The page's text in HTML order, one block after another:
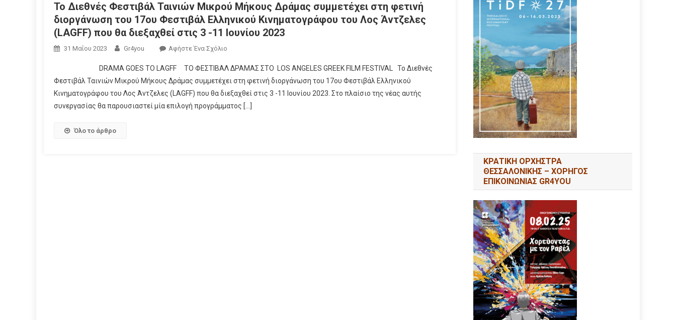
Το Διεθνές Φεστιβάλ Ταινιών Μικρού Μήκους Δράμας συμμετέχει στη φετινή
διοργάνωση του 17ου Φεστιβάλ Ελληνικού Κινηματογράφου του Λος Άντζελες
(LAGFF) που θα διεξαχθεί στις 3 -11 Ιουνίου 2023
31 Μαΐου 2023 Gr4you Αφήστε Ένα Σχόλιο
DRAMA GOES TO LAGFF ΤΟ ΦΕΣΤΙΒΑΛ ΔΡΑΜΑΣ ΣΤΟ LΟS ANGELES GREEK FILM FESTIVAL Το Διεθνές
Φεστιβάλ Ταινιών Μικρού Μήκους Δράμας συμμετέχει στη φετινή διοργάνωση του 17ου Φεστιβάλ Ελληνικού
Κινηματογράφου του Λος Άντζελες (LAGFF) που θα διεξαχθεί στις 3 -11 Ιουνίου 2023. Στο πλαίσιο της νέας αυτής
συνεργασίας θα παρουσιαστεί μία επιλογή προγράμματος […]
Όλο το άρθρο
ΚΡΑΤΙΚΗ ΟΡΧΗΣΤΡΑ
ΘΕΣΣΑΛΟΝΙΚΗΣ – ΧΟΡΗΓΟΣ
ΕΠΙΚΟΙΝΩΝΙΑΣ GR4YOU